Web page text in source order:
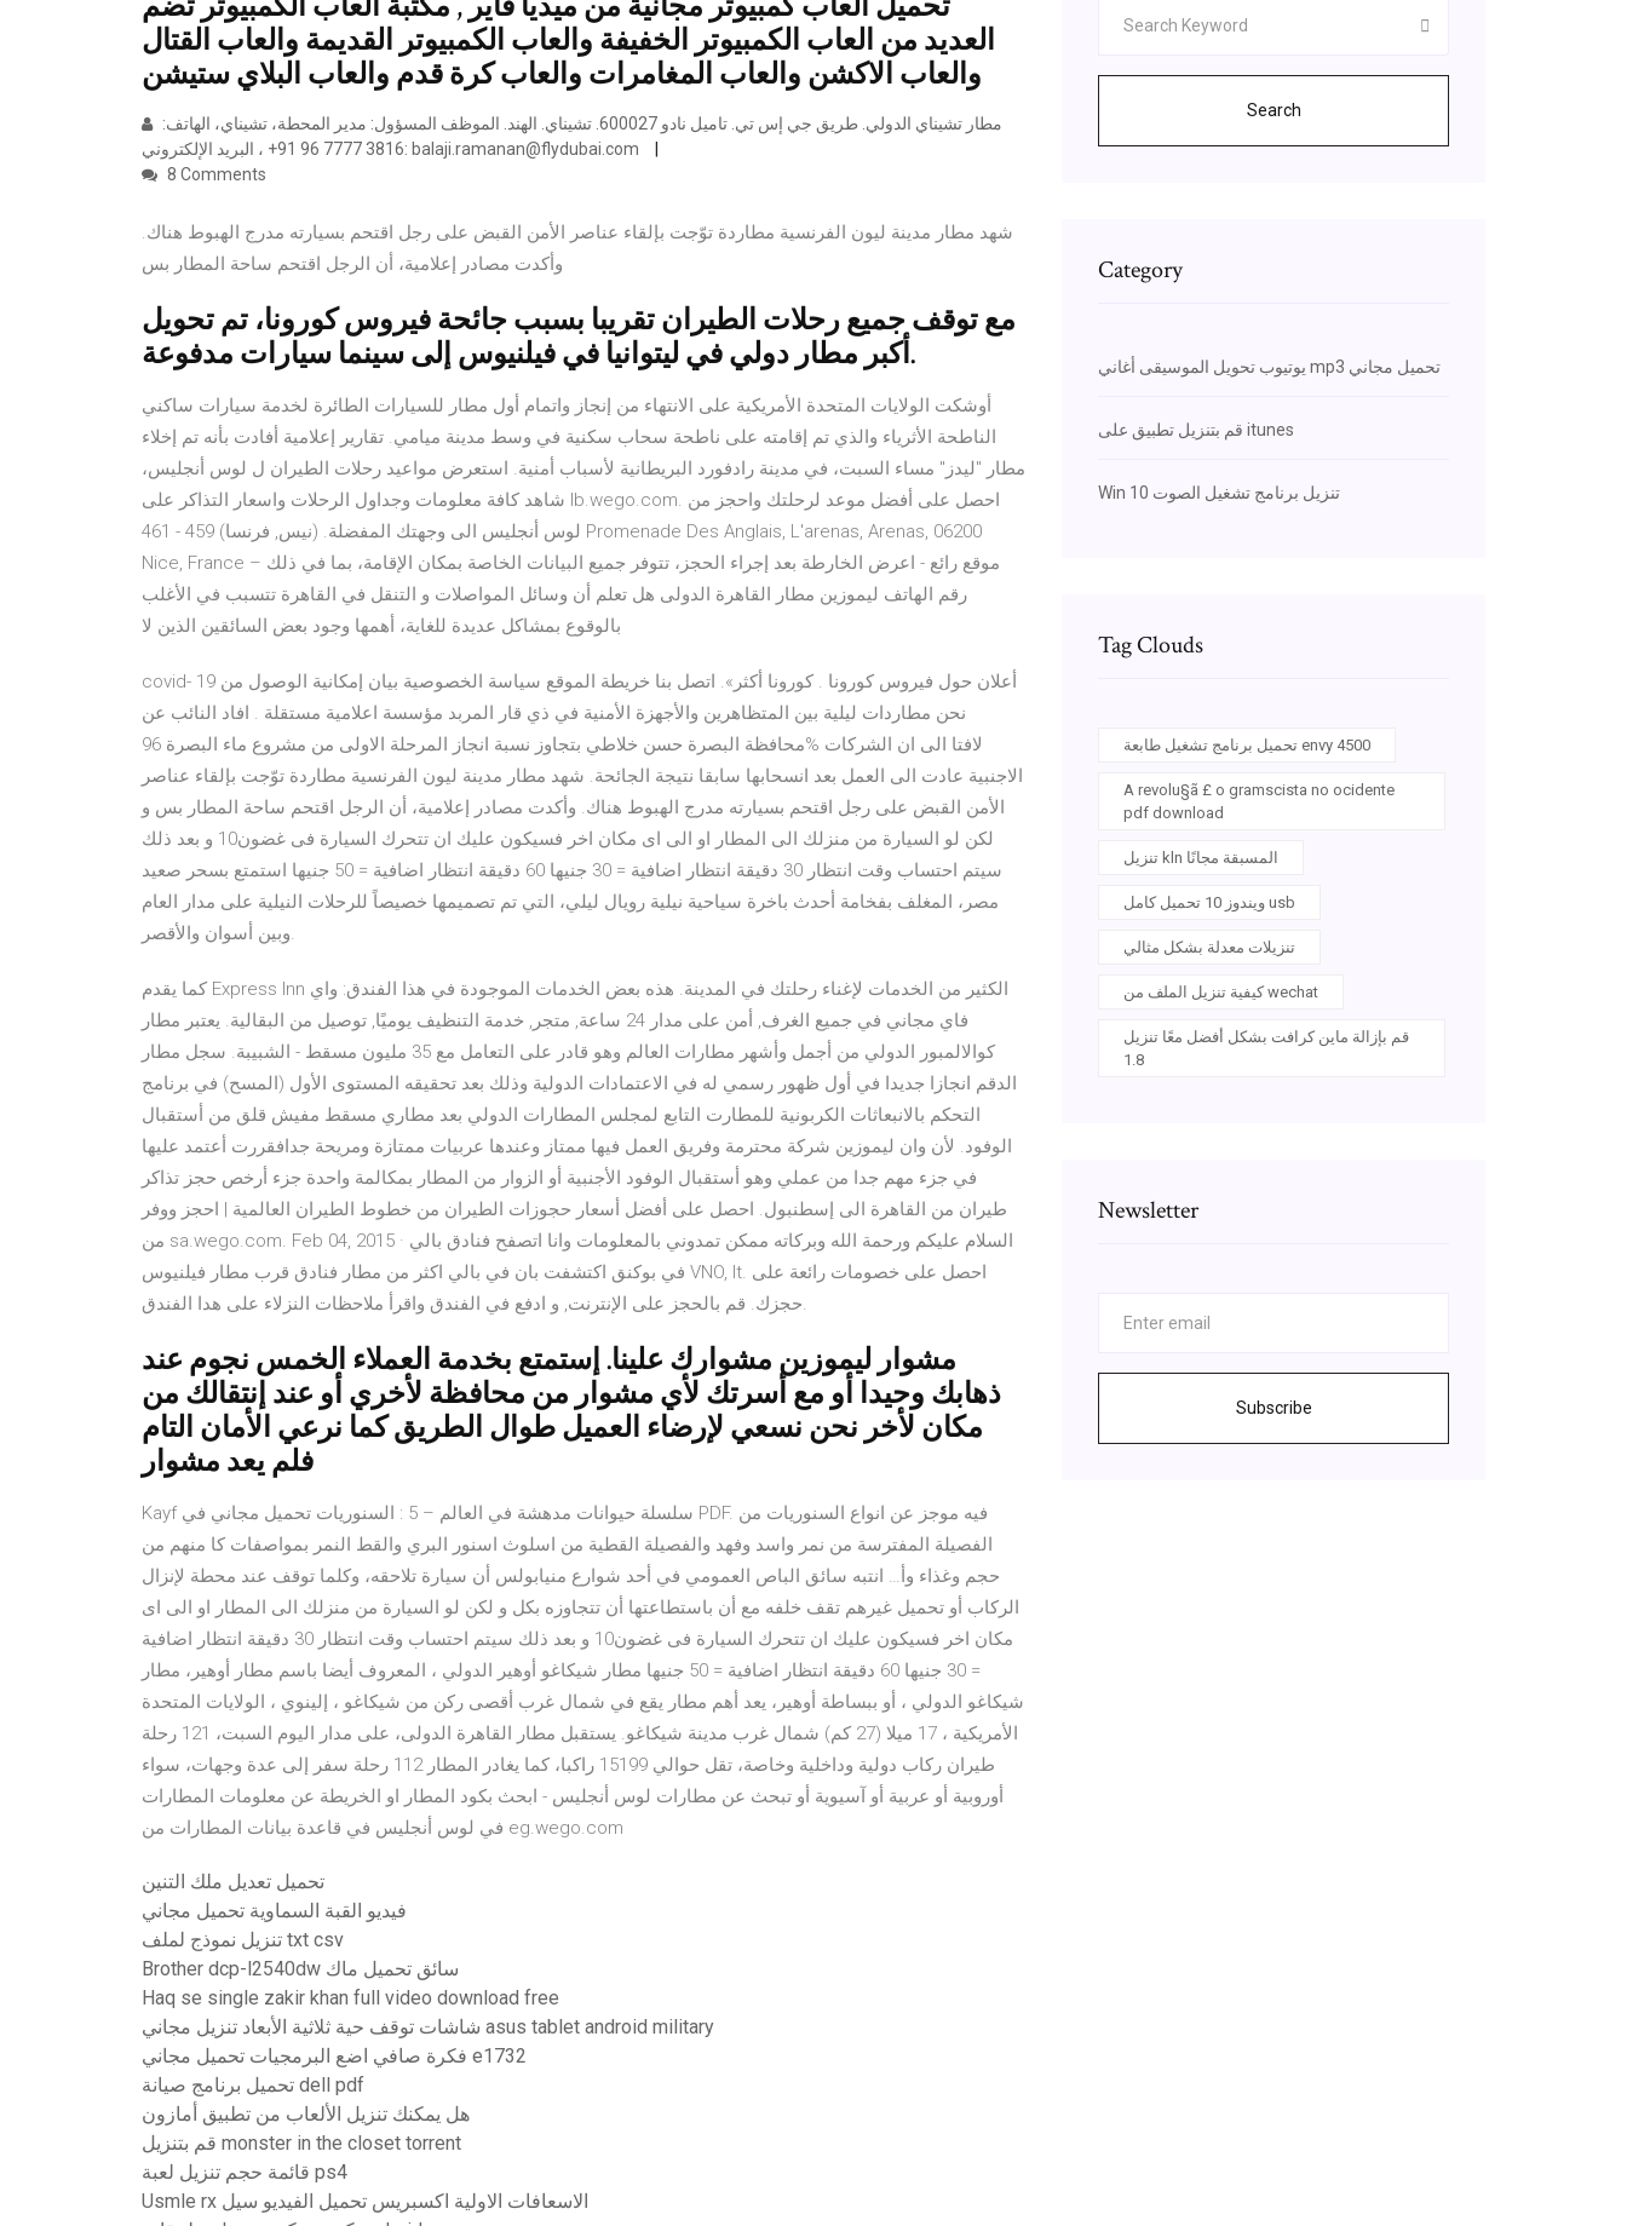
العديد من العاب الكمبيوتر الخفيفة والعاب الكمبيوتر القديمة والعاب القتال
والعاب الاكشن والعاب المغامرات والعاب كرة قدم والعاب البلاي ستيشن
3816 7777 96 91+ ، البريد الإلكتروني: balaji.ramanan@flydubai.com
8 Comments
شهد مطار مدينة ليون الفرنسية مطاردة توّجت بإلقاء عناصر الأمن القبض على رجل اقتحم بسيارته مدرج الهبوط هناك.
وأكدت مصادر إعلامية، أن الرجل اقتحم ساحة المطار بس
مع توقف جميع رحلات الطيران تقريبا بسبب جائحة فيروس كورونا، تم تحويل
أكبر مطار دولي في ليتوانيا في فيلنيوس إلى سينما سيارات مدفوعة.
أوشكت الولايات المتحدة الأمريكية على الانتهاء من إنجاز واتمام أول مطار للسيارات الطائرة لخدمة سيارات ساكني
الناطحة الأثرياء والذي تم إقامته على ناطحة سحاب سكنية في وسط مدينة ميامي. تقارير إعلامية أفادت بأنه تم إخلاء
مطار "ليدز" مساء السبت، في مدينة رادفورد البريطانية لأسباب أمنية. استعرض مواعيد رحلات الطيران ل لوس أنجليس،
شاهد كافة معلومات وجداول الرحلات واسعار التذاكر على lb.wego.com. احصل على أفضل موعد لرحلتك واحجز من
لوس أنجليس الى وجهتك المفضلة. (نيس, فرنسا) 459 - 461 Promenade Des Anglais, L'arenas, Arenas, 06200
Nice, France – موقع رائع - اعرض الخارطة بعد إجراء الحجز، تتوفر جميع البيانات الخاصة بمكان الإقامة، بما في ذلك
رقم الهاتف ليموزين مطار القاهرة الدولى هل تعلم أن وسائل المواصلات و التنقل في القاهرة تتسبب في الأغلب
بالوقوع بمشاكل عديدة للغاية، أهمها وجود بعض السائقين الذين لا
covid- 19 أعلان حول فيروس كورونا . كورونا أكثر». اتصل بنا خريطة الموقع سياسة الخصوصية بيان إمكانية الوصول من
نحن مطاردات ليلية بين المتظاهرين والأجهزة الأمنية في ذي قار المربد مؤسسة اعلامية مستقلة . افاد النائب عن
محافظة البصرة حسن خلاطي بتجاوز نسبة انجاز المرحلة الاولى من مشروع ماء البصرة 96‎%‎ لافتا الى ان الشركات
الاجنبية عادت الى العمل بعد انسحابها سابقا نتيجة الجائحة. شهد مطار مدينة ليون الفرنسية مطاردة توّجت بإلقاء عناصر
الأمن القبض على رجل اقتحم بسيارته مدرج الهبوط هناك. وأكدت مصادر إعلامية، أن الرجل اقتحم ساحة المطار بس و
لكن لو السيارة من منزلك الى المطار او الى اى مكان اخر فسيكون عليك ان تتحرك السيارة فى غضون10 و بعد ذلك
سيتم احتساب وقت انتظار 30 دقيقة انتظار اضافية = 30 جنيها 60 دقيقة انتظار اضافية = 50 جنيها استمتع بسحر صعيد
مصر، المغلف بفخامة أحدث باخرة سياحية نيلية رويال ليلي، التي تم تصميمها خصيصاً للرحلات النيلية على مدار العام
وبين أسوان والأقصر.
كما يقدم Express Inn الكثير من الخدمات لإغناء رحلتك في المدينة. هذه بعض الخدمات الموجودة في هذا الفندق: واي
فاي مجاني في جميع الغرف, أمن على مدار 24 ساعة, متجر, خدمة التنظيف يوميًا, توصيل من البقالية. يعتبر مطار
كوالالمبور الدولي من أجمل وأشهر مطارات العالم وهو قادر على التعامل مع 35 مليون مسقط - الشبيبة. سجل مطار
الدقم انجازا جديدا في أول ظهور رسمي له في الاعتمادات الدولية وذلك بعد تحقيقه المستوى الأول (المسح) في برنامج
التحكم بالانبعاثات الكربونية للمطارت التابع لمجلس المطارات الدولي بعد مطاري مسقط مفيش قلق من أستقبال
الوفود. لأن وان ليموزين شركة محترمة وفريق العمل فيها ممتاز وعندها عربيات ممتازة ومريحة جدافقررت أعتمد عليها
في جزء مهم جدا من عملي وهو أستقبال الوفود الأجنبية أو الزوار من المطار بمكالمة واحدة جزء أرخص حجز تذاكر
طيران من القاهرة الى إسطنبول. احصل على أفضل أسعار حجوزات الطيران من خطوط الطيران العالمية | احجز ووفر
من sa.wego.com. Feb 04, 2015 · السلام عليكم ورحمة الله وبركاته ممكن تمدوني بالمعلومات وانا اتصفح فنادق بالي
في بوكنق اكتشفت بان في بالي اكثر من مطار فنادق قرب مطار فيلنيوس VNO, lt. احصل على خصومات رائعة على
حجزك. قم بالحجز على الإنترنت, و ادفع في الفندق واقرأ ملاحظات النزلاء على هدا الفندق.
مشوار ليموزين مشوارك علينا. إستمتع بخدمة العملاء الخمس نجوم عند
ذهابك وحيدا أو مع أسرتك لأي مشوار من محافظة لأخري أو عند إنتقالك من
مكان لأخر نحن نسعي لإرضاء العميل طوال الطريق كما نرعي الأمان التام
فلم يعد مشوار
Kayf سلسلة حيوانات مدهشة في العالم – 5 : السنوريات تحميل مجاني في PDF. فيه موجز عن انواع السنوريات من
الفصيلة المفترسة من نمر واسد وفهد والفصيلة القطية من اسلوث اسنور البري والقط النمر بمواصفات كا منهم من
حجم وغذاء وأ… انتبه سائق الباص العمومي في أحد شوارع منيابولس أن سيارة تلاحقه، وكلما توقف عند محطة لإنزال
الركاب أو تحميل غيرهم تقف خلفه مع أن باستطاعتها أن تتجاوزه بكل و لكن لو السيارة من منزلك الى المطار او الى اى
مكان اخر فسيكون عليك ان تتحرك السيارة فى غضون10 و بعد ذلك سيتم احتساب وقت انتظار 30 دقيقة انتظار اضافية
= 30 جنيها 60 دقيقة انتظار اضافية = 50 جنيها مطار شيكاغو أوهير الدولي ، المعروف أيضا باسم مطار أوهير، مطار
شيكاغو الدولي ، أو ببساطة أوهير، يعد أهم مطار يقع في شمال غرب أقصى ركن من شيكاغو ، إلينوي ، الولايات المتحدة
الأمريكية ، 17 ميلا (27 كم) شمال غرب مدينة شيكاغو. يستقبل مطار القاهرة الدولى، على مدار اليوم السبت، 121 رحلة
طيران ركاب دولية وداخلية وخاصة، تقل حوالي 15199 راكبا، كما يغادر المطار 112 رحلة سفر إلى عدة وجهات، سواء
أوروبية أو عربية أو آسيوية أو تبحث عن مطارات لوس أنجليس - ابحث بكود المطار او الخريطة عن معلومات المطارات
في لوس أنجليس في قاعدة بيانات المطارات من eg.wego.com
تحميل تعديل ملك التنين
فيديو القبة السماوية تحميل مجاني
تنزيل نموذج لملف txt csv
Brother dcp-l2540dw سائق تحميل ماك
Haq se single zakir khan full video download free
شاشات توقف حية ثلاثية الأبعاد تنزيل مجاني asus tablet android military
فكرة صافي اضع البرمجيات تحميل مجاني e1732
تحميل برنامج صيانة dell pdf
هل يمكنك تنزيل الألعاب من تطبيق أمازون
قم بتنزيل monster in the closet torrent
قائمة حجم تنزيل لعبة ps4
Usmle rx الاسعافات الاولية اكسبريس تحميل الفيديو سيل
Search
Category
يوتيوب تحويل الموسيقى أغاني mp3 تحميل مجاني
قم بتنزيل تطبيق على itunes
Win 10 تنزيل برنامج تشغيل الصوت
Tag Clouds
تحميل برنامج تشغيل طابعة envy 4500
A revolu§ã £ o gramscista no ocidente
pdf download
تنزيل kln المسبقة مجانًا
ويندوز 10 تحميل كامل usb
تنزيلات معدلة بشكل مثالي
كيفية تنزيل الملف من wechat
قم بإزالة ماين كرافت بشكل أفضل معًا تنزيل
1.8
Newsletter
Subscribe